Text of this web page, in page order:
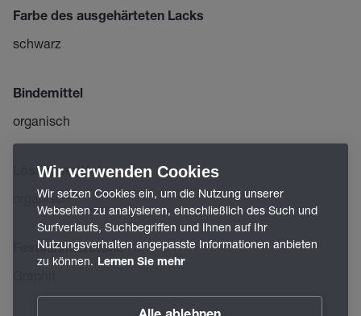
Farbe des ausgehärteten Lacks
schwarz
Bindemittel
organisch
Lösungsmittel
organisch
Festschmierstoffe
Wir verwenden Cookies
Wir setzen Cookies ein, um die Nutzung unserer
Webseiten zu analysieren, einschließlich des Such und
Surfverlaufs, Suchbegriffen und Ihnen auf Ihr
Nutzungsverhalten angepasste Informationen anbieten
zu können. Lernen Sie mehr